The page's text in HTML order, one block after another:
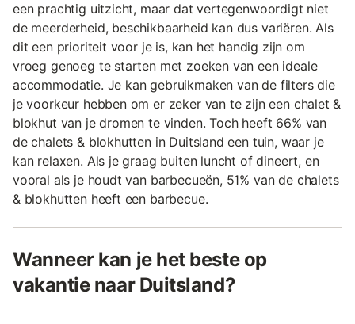
een prachtig uitzicht, maar dat vertegenwoordigt niet
de meerderheid, beschikbaarheid kan dus variëren. Als
dit een prioriteit voor je is, kan het handig zijn om
vroeg genoeg te starten met zoeken van een ideale
accommodatie. Je kan gebruikmaken van de filters die
je voorkeur hebben om er zeker van te zijn een chalet &
blokhut van je dromen te vinden. Toch heeft 66% van
de chalets & blokhutten in Duitsland een tuin, waar je
kan relaxen. Als je graag buiten luncht of dineert, en
vooral als je houdt van barbecueën, 51% van de chalets
& blokhutten heeft een barbecue.
Wanneer kan je het beste op
vakantie naar Duitsland?